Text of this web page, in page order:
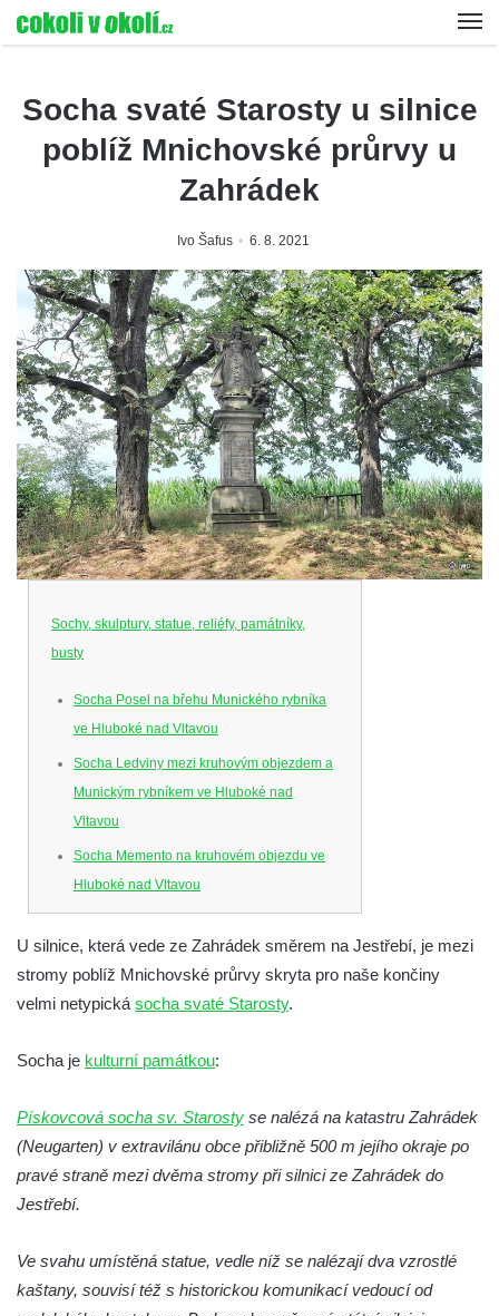
Socha svaté Starosty u silnice
poblíž Mnichovské průrvy u
Zahrádek
Ivo Šafus 6. 8. 2021
Sochy, skulptury, statue, reliéfy, památníky,
busty
Socha Posel na břehu Munického rybníka
ve Hluboké nad Vltavou
Socha Ledviny mezi kruhovým objezdem a
Munickým rybníkem ve Hluboké nad
Vltavou
Socha Memento na kruhovém objezdu ve
Hluboké nad Vltavou
Socha Chalikotérium v ZOO Hluboká
Socha Smilodon v ZOO Hluboká
Socha Veledaněk v ZOO Hluboká
Socha Plejtvák obrovský v ZOO Hluboká
Socha Mamutí lebka v ZOO Hluboká
Socha Mamut srstnatý v ZOO Hluboká
Socha Orel v ZOO Hluboká
Socha Přátelství v ZOO Hluboká
Socha Matka příroda v ZOO Hluboká
U silnice, která vede ze Zahrádek směrem na Jestřebí, je mezi
stromy poblíž Mnichovské průrvy skryta pro naše končiny
velmi netypická socha svaté Starosty.
Socha je kulturní památkou:
Pískovcová socha sv. Starosty se nalézá na katastru Zahrádek
(Neugarten) v extravilánu obce přibližně 500 m jejího okraje po
pravé straně mezi dvěma stromy při silnici ze Zahrádek do
Jestřebí.
Ve svahu umístěná statue, vedle níž se nalézají dva vzrostlé
kaštany, souvisí též s historickou komunikací vedoucí od